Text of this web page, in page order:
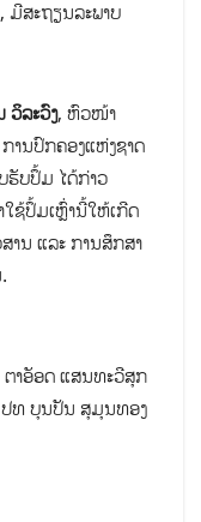
ມີສະຖຽນລະພາບ
ວິລະວົງ, ຫົວໜ້າ
ານປົກຄອງແຫ່ງຊາດ
ຮັບປຶ້ມ ໄດ້ກ່າວ
ຊ້ປຶ້ມເຫຼົ່ານີ້ໃຫ້ເກີດ
ານ ແລະ ການສຶກສາ
າອັອດ ແສນທະວີສຸກ
ທ ບຸນປັນ ສຸມຸນທອງ